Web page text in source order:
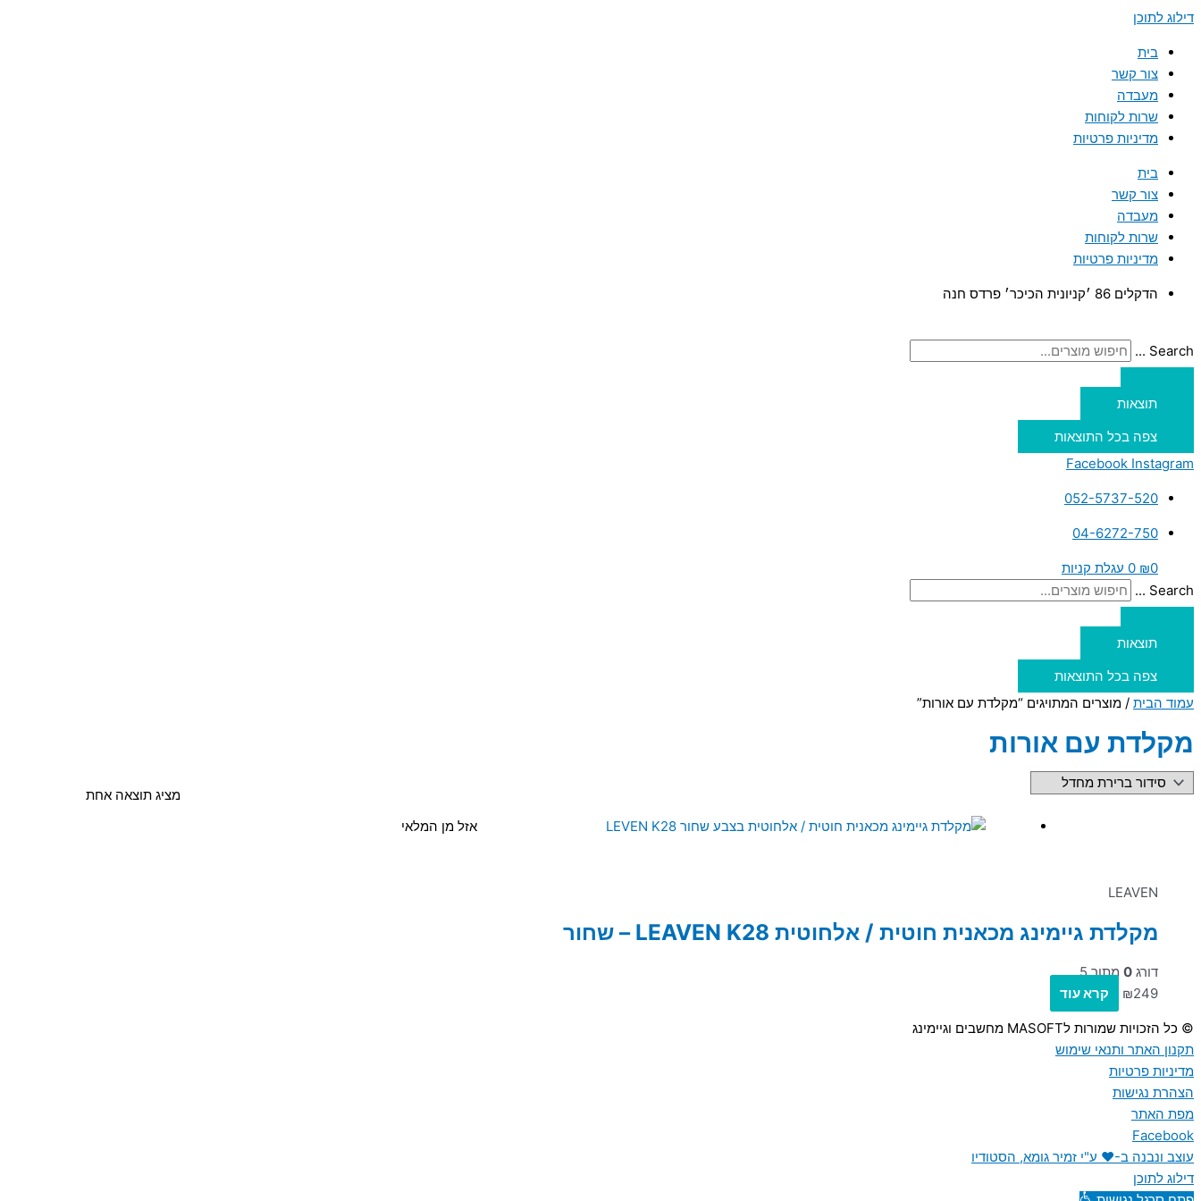
דילוג לתוכן
בית
צור קשר
מעבדה
שרות לקוחות
מדיניות פרטיות
בית
צור קשר
מעבדה
שרות לקוחות
מדיניות פרטיות
הדקלים 86 ׳קניונית הכיכר׳ פרדס חנה
Search ...
תוצאות
צפה בכל התוצאות
Facebook Instagram
052-5737-520
04-6272-750
₪0
0 עגלת קניות
Search ...
תוצאות
צפה בכל התוצאות
עמוד הבית / מוצרים המתויגים “מקלדת עם אורות”
מקלדת עם אורות
מציג תוצאה אחת
אזל מן המלאי
LEAVEN
מקלדת גיימינג מכאנית חוטית / אלחוטית LEAVEN K28 – שחור
דורג 0 מתוך 5
₪249 קרא עוד
© כל הזכויות שמורות לMASOFT מחשבים וגיימינג
תקנון האתר ותנאי שימוש
מדיניות פרטיות
הצהרת נגישות
מפת האתר
Facebook
עוצב ונבנה ב-♥︎ ע"י זמיר גומא, הסטודיו
דילוג לתוכן